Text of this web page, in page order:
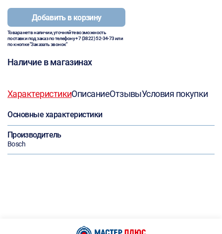
Добавить в корзину
Товара нет в наличии, уточняйте возможность
поставки под заказ по телефону+7 (3822) 52-34-73или
по кнопке "Заказать звонок"
Наличие в магазинах
ХарактеристикиОписаниеОтзывыУсловия покупки
Основные характеристики
Производитель
Bosch